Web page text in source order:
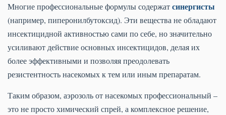
Многие профессиональные формулы содержатсинергисты
(например, пиперонилбутоксид). Эти вещества не обладают
инсектицидной активностью сами по себе, но значительно
усиливают действие основных инсектицидов, делая их
более эффективными и позволяя преодолевать
резистентность насекомых к тем или иным препаратам.
Таким образом, аэрозоль от насекомых профессиональный –
это не просто химический спрей, а комплексное решение,